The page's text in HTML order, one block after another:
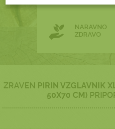
NARAVNO
ZDRAVO
ZRAVEN PIRIN VZGLAVNIK
50X70 CM)